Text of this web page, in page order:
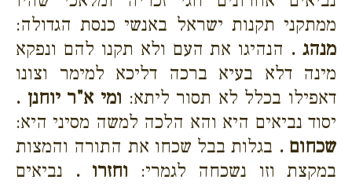
ממתקני תקנות ישראל באנשי כנסת הגדולה:
מנהג . הנהיגו את העם ולא תקנו להם ונפקא
מינה דלא בעיא ברכה דליכא למימר וצונו
דאפילו בכלל לא תסור ליתא: ומי א"ר יוחנן .
יסוד נביאים היא והא הלכה למשה מסיני היא:
שכחום . בגלות בבל שכחו את התורה והמצות
במקצת וזו נשכחה לגמרי: וחזרו . נביאים